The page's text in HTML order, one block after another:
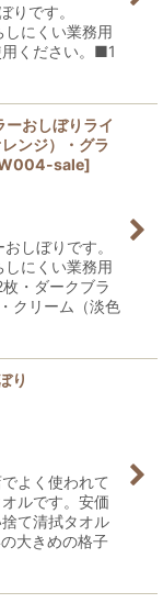
りです。
にくい業務用
ください。■1
おしぼりライ
ンジ）・グラ
sale]
しぼりです。
にくい業務用
・ダークブラ
クリーム（淡色
り
よく使われて
ルです。安価
て清拭タオル
大きめの格子